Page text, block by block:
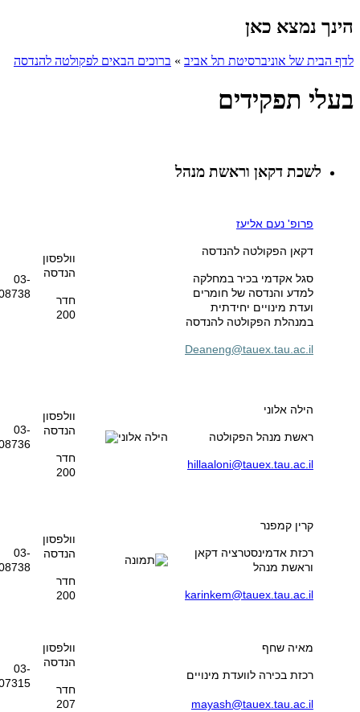
הינך נמצא כאן
לדף הבית של אוניברסיטת תל אביב » ברוכים הבאים לפקולטה להנדסה
בעלי תפקידים
לשכת דקאן וראשת מנהל
פרופ' נעם אליעז
דקאן הפקולטה להנדסה
סגל אקדמי בכיר במחלקה
למדע והנדסה של חומרים
ועדת מינויים יחידתית
במנהלת הפקולטה להנדסה
Deaneng@tauex.tau.ac.il
וולפסון
הנדסה
חדר
200
03-
הילה אלוני
ראשת מנהל הפקולטה
hillaaloni@tauex.tau.ac.il
וולפסון
הנדסה
חדר
200
03-
קרין קמפנר
רכזת אדמינסטרציה דקאן
וראשת מנהל
karinkem@tauex.tau.ac.il
וולפסון
הנדסה
חדר
200
03-
מאיה שחף
רכזת בכירה לוועדת מינויים
mayash@tauex.tau.ac.il
וולפסון
הנדסה
חדר
207
03-